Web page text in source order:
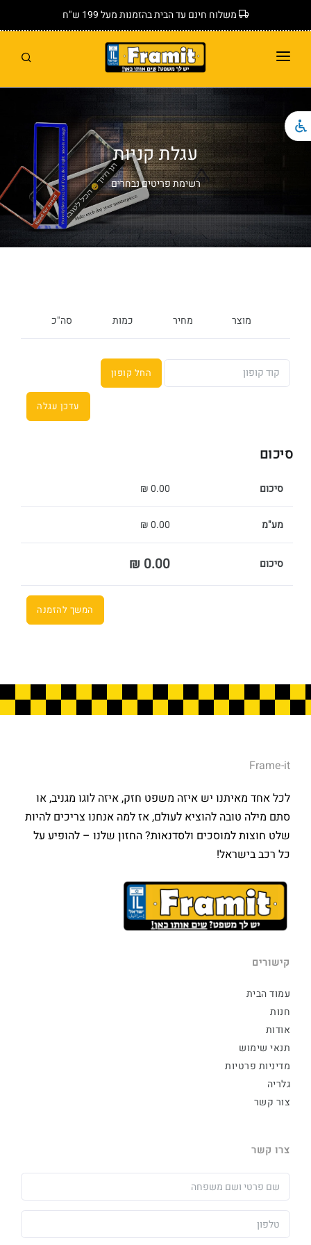
משלוח חינם עד הבית בהזמנות מעל 199 ש"ח
ראשי
חנות
שאלות נפוצות
עגלת קניות
רשימת פריטים נבחרים
מוצר מחיר כמות סה"כ
סיכום
סיכום 0.00 ₪
מע"מ 0.00 ₪
סיכום 0.00 ₪
המשך להזמנה
Frame-it
לכל אחד מאיתנו יש איזה משפט חזק, איזה לוגו מגניב, או
סתם מילה טובה להוציא לעולם, אז למה אנחנו צריכים להיות
שלט חוצות למוסכים ולסדנאות? החזון שלנו – להופיע על
כל רכב בישראל!
קישורים
עמוד הבית
חנות
אודות
תנאי שימוש
מדיניות פרטיות
גלריה
צור קשר
צרו קשר